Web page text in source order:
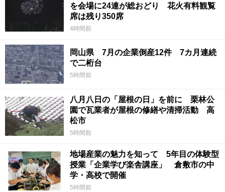
を会場に24連が総おどり 花火有料観覧
席は残り350席
4時間前
岡山県 7月の企業倒産12件 7カ月連続
で二桁台
5時間前
八月八日の「屋根の日」を前に 栗林公
園で瓦業者が屋根の修繕や清掃活動 高
松市
5時間前
地場産業の魅力を知って 5年目の体験型
授業「企業学び楽舎講座」 倉敷市の中
学・高校で開催
5時間前